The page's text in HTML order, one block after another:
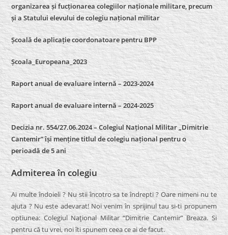
organizarea și fucționarea colegiilor naționale militare, precum
și a Statului elevului de colegiu național militar
Școală de aplicație coordonatoare pentru BPP
Școala_Europeana_2023
Raport anual de evaluare internă – 2023-2024
Raport anual de evaluare internă –2024-2025
Decizia nr. 554/27.06.2024 – Colegiul Național Militar „Dimitrie
Cantemir” își menține titlul de colegiu național pentru o
perioadă de 5 ani
Admiterea în colegiu
Ai multe îndoieli ? Nu stii încotro sa te îndrepti ? Oare nimeni nu te
ajuta ? Nu este adevarat! Noi venim în sprijinul tau si-ti propunem
optiunea: Colegiul Naţional Militar “Dimitrie Cantemir” Breaza. Si
pentru că tu vrei, noi îti spunem ceea ce ai de facut.